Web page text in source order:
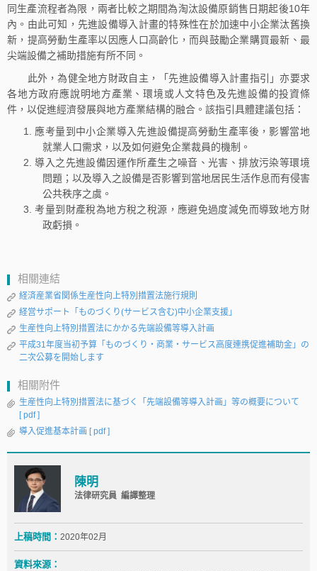
同生產流程者為限，兩者比較之期間為淘汰設備原銷售日期起後10年
內。由此可知，先進設備導入計畫的特殊性在於加速中小企業汰舊換
新，提高勞動生產率以因應人口高齡化，而與鼓勵企業購買最新、最
尖端設備之補助措施有所不同。
此外，為健全地方財政自主，「先進設備導入計畫指引」亦要求
各地方政府應說明地方產業、環境或人文特色及先進設備的投資條
件，以促進經濟發展與地方產業結構的融合。該指引具體建議包括：
應考量到中小企業導入先進設備提高勞動生產率後，影響當地
就業人口需求，以及如何避免企業裁員的機制。
導入之先進設備因運作所產生之噪音、光害、排放污染等環境
問題；以及導入之設備是否影響到當地居民生活作息而有侵害
公共秩序之虞。
考量到財產稅為地方稅之稅源，應避免過度減免而導致地方財
政虧損。
相關連結
経済産業省関係生産性向上特別措置法施行規則
経営サポート「ものづくり(サービス含む)中小企業支援」
生産性向上特別措置法にかかる先端設備等導入計画
平成31年度当初予算「ものづくり・商業・サービス高度連携促進補助金」の
二次公募を開始します
相關附件
生産性向上特別措置法に基づく「先端設備等導入計画」等の概要について
[ pdf ]
導入促進基本計画 [ pdf ]
陳明
法律研究員 編譯整理
上稿時間： 2020年02月
資料來源：